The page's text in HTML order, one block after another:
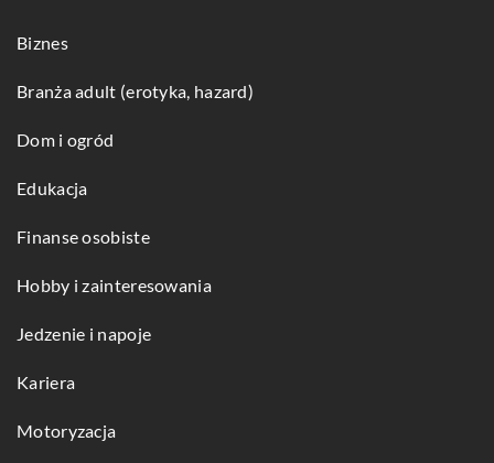
Biznes
Branża adult (erotyka, hazard)
Dom i ogród
Edukacja
Finanse osobiste
Hobby i zainteresowania
Jedzenie i napoje
Kariera
Motoryzacja